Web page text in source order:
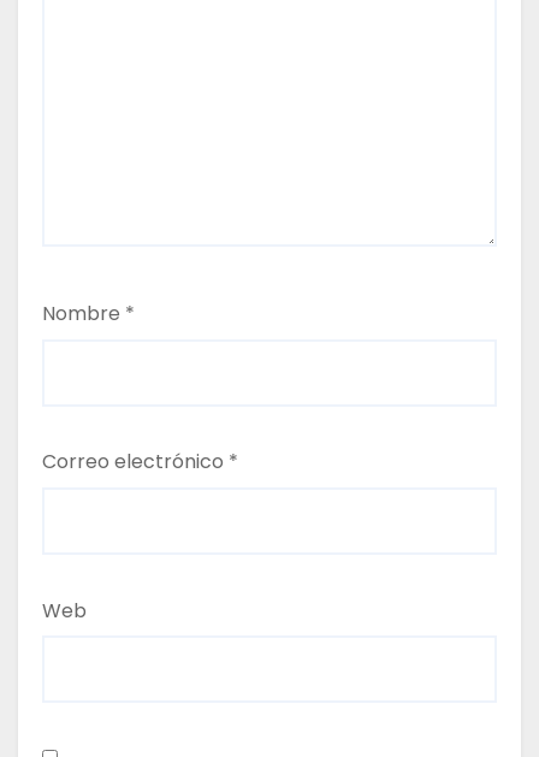
Nombre *
Correo electrónico *
Web